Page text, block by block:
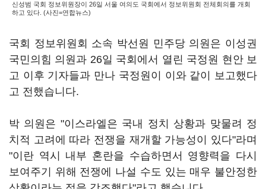
신성범 국회 정보위원장이 26일 서울 여의도 국회에서 정보위원회 전체회의를 개회
하고 있다. (사진=연합뉴스)
국회 정보위원회 소속 박선원 민주당 의원은 이성권
국민의힘 의원과 26일 국회에서 열린 국정원 현안 보
고 이후 기자들과 만나 국정원이 이와 같이 보고했다
고 전했습니다.
박 의원은 "이스라엘은 국내 정치 상황과 맞물려 정
치적 고려에 따라 전쟁을 재개할 가능성이 있다"라며
"이란 역시 내부 혼란을 수습하면서 영향력을 다시
보여주기 위해 전쟁에 나설 수도 있는 매우 불안정한